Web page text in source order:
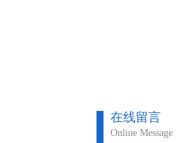
在线留言
Online Message